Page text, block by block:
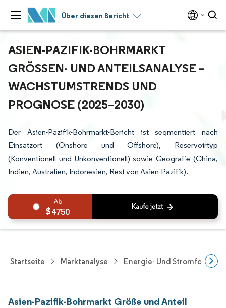
Über diesen Bericht
ASIEN-PAZIFIK-BOHRMARKT
GRÖSSEN- UND ANTEILSANALYSE – W
ACHSTUMSTRENDS UND P
ROGNOSE (2025–2030)
Der Asien-Pazifik-Bohrmarkt-Bericht ist segmentiert nach
Einsatzort (Onshore und Offshore), Reservoirtyp
(Konventionell und Unkonventionell) sowie Geografie (China,
Indien, Australien, Indonesien, Rest von Asien-Pazifik).
4750
Startseite Marktanalyse Energie- Und
Asien-Pazifik-Bohrmarkt Größe und Anteil